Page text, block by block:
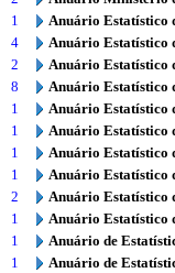
1
Anuário Estatístico
4
Anuário Estatístico
2
Anuário Estatístico
8
Anuário Estatístico
1
Anuário Estatístico
1
Anuário Estatístico
1
Anuário Estatístico
1
Anuário Estatístico
2
Anuário Estatístico
1
Anuário Estatístico
1
Anuário de
1
Anuário de